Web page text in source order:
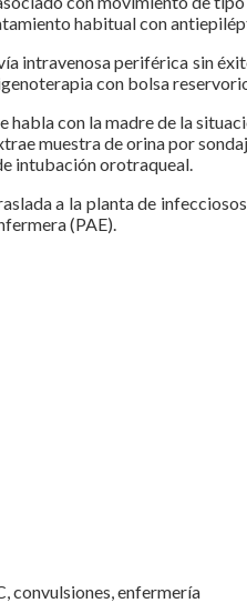
habitual con
intravenosa periférica sin
con bolsa
con la madre de la
muestra de orina por
intubación orotraqueal.
a la planta de
(PAE).
convulsiones, enfermería